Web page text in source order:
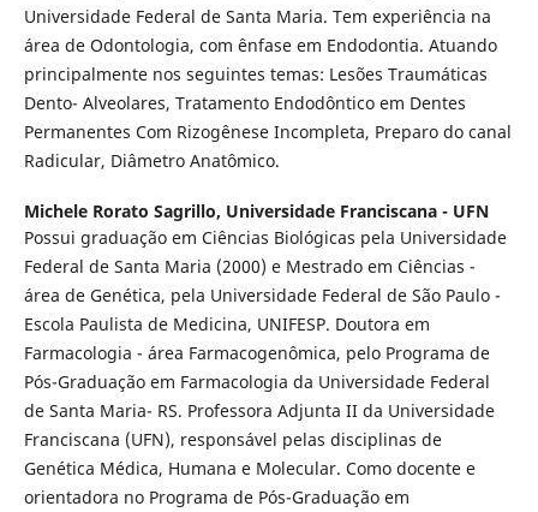
Universidade Federal de Santa Maria. Tem experiência na
área de Odontologia, com ênfase em Endodontia. Atuando
principalmente nos seguintes temas: Lesões Traumáticas
Dento- Alveolares, Tratamento Endodôntico em Dentes
Permanentes Com Rizogênese Incompleta, Preparo do canal
Radicular, Diâmetro Anatômico.
Michele Rorato Sagrillo, Universidade Franciscana - UFN
Possui graduação em Ciências Biológicas pela Universidade
Federal de Santa Maria (2000) e Mestrado em Ciências -
área de Genética, pela Universidade Federal de São Paulo -
Escola Paulista de Medicina, UNIFESP. Doutora em
Farmacologia - área Farmacogenômica, pelo Programa de
Pós-Graduação em Farmacologia da Universidade Federal
de Santa Maria- RS. Professora Adjunta II da Universidade
Franciscana (UFN), responsável pelas disciplinas de
Genética Médica, Humana e Molecular. Como docente e
orientadora no Programa de Pós-Graduação em